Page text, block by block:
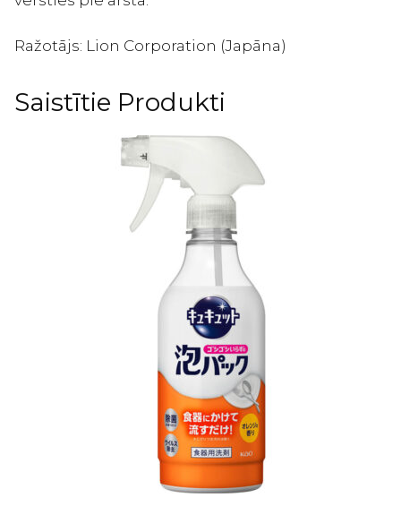
Ražotājs: Lion Corporation (Japāna)
Saistītie Produkti